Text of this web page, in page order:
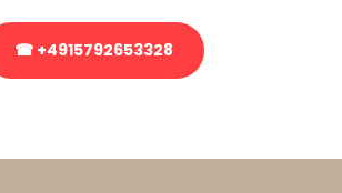
☎ +4915792653328